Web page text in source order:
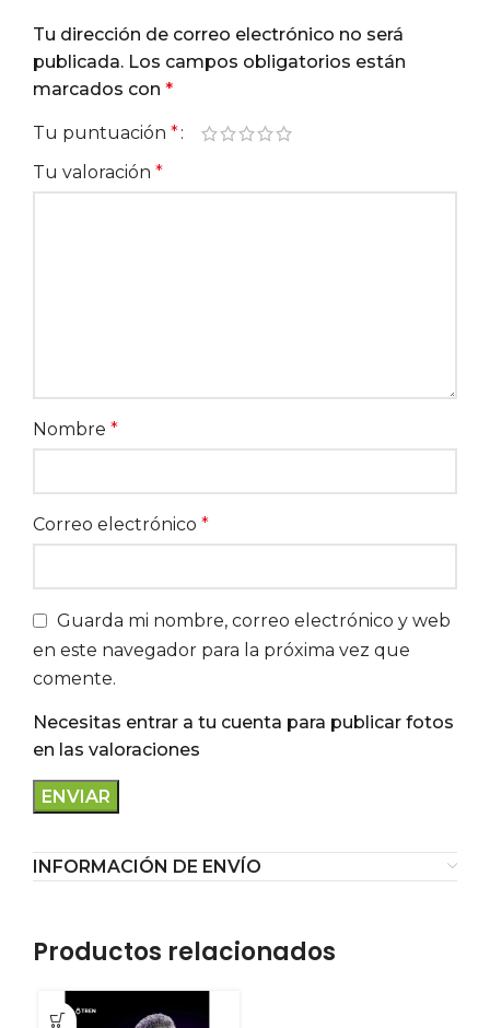
Tu dirección de correo electrónico no será
publicada. Los campos obligatorios están
marcados con *
Tu puntuación *
Tu valoración *
Nombre *
Correo electrónico *
Guarda mi nombre, correo electrónico y web
en este navegador para la próxima vez que
comente.
Necesitas entrar a tu cuenta para publicar fotos
en las valoraciones
INFORMACIÓN DE ENVÍO
Productos relacionados